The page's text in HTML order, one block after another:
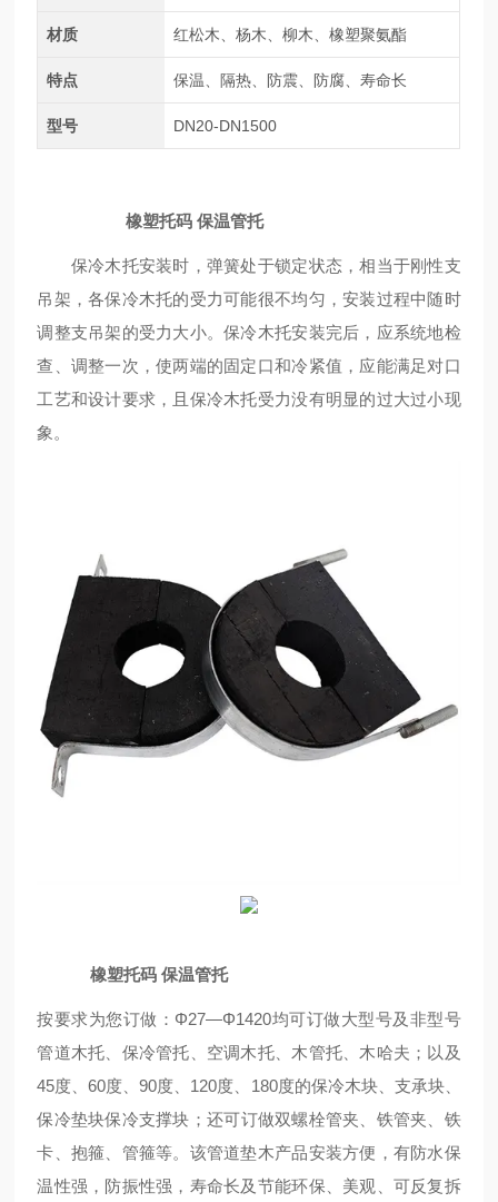
材质 红松木、杨木、柳木、橡塑聚氨酯
特点 保温、隔热、防震、防腐、寿命长
型号 DN20-DN1500
橡塑托码 保温管托
保冷木托安装时，弹簧处于锁定状态，相当于刚性支
吊架，各保冷木托的受力可能很不均匀，安装过程中随时
调整支吊架的受力大小。保冷木托安装完后，应系统地检
查、调整一次，使两端的固定口和冷紧值，应能满足对口
工艺和设计要求，且保冷木托受力没有明显的过大过小现
象。
橡塑托码 保温管托
按要求为您订做：Φ27—Φ1420均可订做大型号及非型号
管道木托、保冷管托、空调木托、木管托、木哈夫；以及
45度、60度、90度、120度、180度的保冷木块、支承块、
保冷垫块保冷支撑块；还可订做双螺栓管夹、铁管夹、铁
卡、抱箍、管箍等。该管道垫木产品安装方便，有防水保
温性强，防振性强，寿命长及节能环保、美观、可反复拆